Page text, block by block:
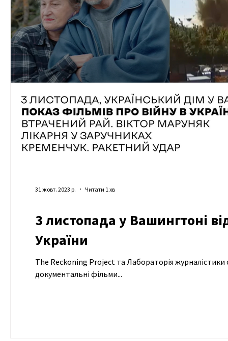
3 листопада у Вашингтоні
України
The Reckoning Project та Лабораторія журналістики суспільного інтересу в
документальні фільми...
31 жовт. 2023 р. Читати 1 хв